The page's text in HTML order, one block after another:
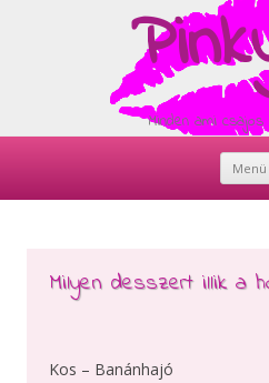
Minden ami
Menü
Milyen desszert illik a
Kos – Banánhajó